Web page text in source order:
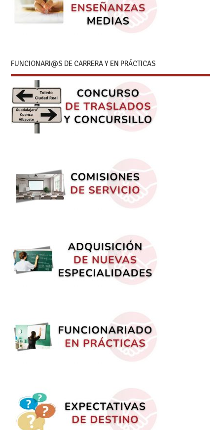
FUNCIONARI@S DE CARRERA Y EN PRÁCTICAS